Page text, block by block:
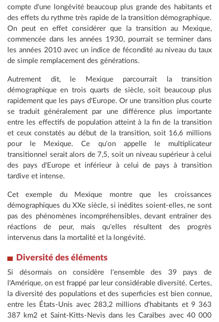
compte d'une longévité beaucoup plus grande des habitants et
des effets du rythme très rapide de la transition démographique.
On peut en effet considérer que la transition au Mexique,
commencée dans les années 1930, pourrait se terminer dans
les années 2010 avec un indice de fécondité au niveau du taux
de simple remplacement des générations.
Autrement dit, le Mexique parcourrait la transition
démographique en trois quarts de siècle, soit beaucoup plus
rapidement que les pays d'Europe. Or une transition plus courte
se traduit généralement par une différence plus importante
entre les effectifs de population atteint à la fin de la transition
et ceux constatés au début de la transition, soit 16,6 millions
pour le Mexique. Ce qu'on appelle le multiplicateur
transitionnel serait alors de 7,5, soit un niveau supérieur à celui
des pays d'Europe et inférieur à celui de pays à transition
tardive et intense.
Cet exemple du Mexique montre que les croissances
démographiques du XXe siècle, si inédites soient-elles, ne sont
pas des phénomènes incompréhensibles, devant entraîner des
réactions de peur, mais qu'elles résultent des progrès
intervenus dans la mortalité et la longévité.
Diversité des éléments
Si désormais on considère l'ensemble des 39 pays de
l'Amérique, on est frappé par leur considérable diversité. Certes,
la diversité des populations et des superficies est bien connue,
entre les États-Unis avec 283,2 millions d'habitants et 9 363
387 km2 et Saint-Kitts-Nevis dans les Caraïbes avec 40 000